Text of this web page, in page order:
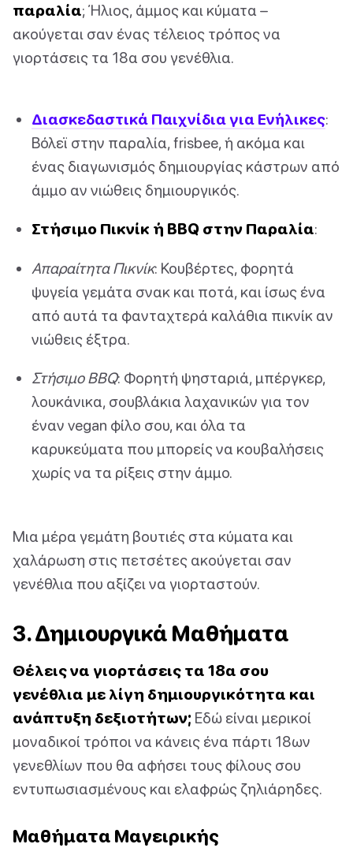
παραλία; Ήλιος, άμμος και κύματα –
ακούγεται σαν ένας τέλειος τρόπος να
γιορτάσεις τα 18α σου γενέθλια.
Διασκεδαστικά Παιχνίδια για Ενήλικες:
Βόλεϊ στην παραλία, frisbee, ή ακόμα και
ένας διαγωνισμός δημιουργίας κάστρων από
άμμο αν νιώθεις δημιουργικός.
Στήσιμο Πικνίκ ή BBQ στην Παραλία:
Απαραίτητα Πικνίκ: Κουβέρτες, φορητά
ψυγεία γεμάτα σνακ και ποτά, και ίσως ένα
από αυτά τα φανταχτερά καλάθια πικνίκ αν
νιώθεις έξτρα.
Στήσιμο BBQ: Φορητή ψησταριά, μπέργκερ,
λουκάνικα, σουβλάκια λαχανικών για τον
έναν vegan φίλο σου, και όλα τα
καρυκεύματα που μπορείς να κουβαλήσεις
χωρίς να τα ρίξεις στην άμμο.
Μια μέρα γεμάτη βουτιές στα κύματα και
χαλάρωση στις πετσέτες ακούγεται σαν
γενέθλια που αξίζει να γιορταστούν.
3. Δημιουργικά Μαθήματα
Θέλεις να γιορτάσεις τα 18α σου
γενέθλια με λίγη δημιουργικότητα και
ανάπτυξη δεξιοτήτων; Εδώ είναι μερικοί
μοναδικοί τρόποι να κάνεις ένα πάρτι 18ων
γενεθλίων που θα αφήσει τους φίλους σου
εντυπωσιασμένους και ελαφρώς ζηλιάρηδες.
Μαθήματα Μαγειρικής